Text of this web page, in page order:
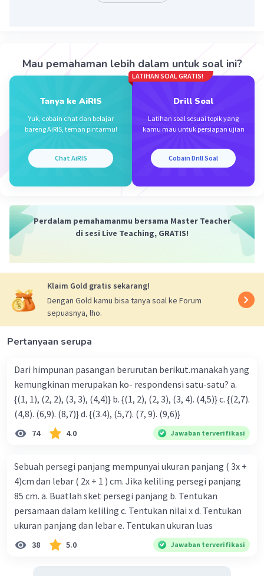
Beri Rating
Mau pemahaman lebih dalam untuk soal ini?
Tanya ke AiRIS
Yuk, cobain chat dan belajar
bareng AiRIS, teman pintarmu!
Chat AiRIS
LATIHAN SOAL GRATIS!
Drill Soal
Latihan soal sesuai topik yang
kamu mau untuk persiapan ujian
Cobain Drill Soal
Perdalam pemahamanmu bersama Master Teacher
di sesi Live Teaching, GRATIS!
Klaim Gold gratis sekarang!
Dengan Gold kamu bisa tanya soal ke Forum
sepuasnya, lho.
Pertanyaan serupa
Dari himpunan pasangan berurutan berikut.manakah yang
kemungkinan merupakan ko- respondensi satu-satu? a.
{(1, 1), (2, 2), (3, 3), (4,4)} b. {(1, 2), (2, 3), (3, 4). (4,5)} c. {(2,7).
(4,8). (6,9). (8,7)} d. {(3.4), (5,7). (7, 9). (9,6)}
74 4.0 Jawaban terverifikasi
Sebuah persegi panjang mempunyai ukuran panjang ( 3x +
4)cm dan lebar ( 2x + 1 ) cm. Jika keliling persegi panjang
85 cm. a. Buatlah sket persegi panjang b. Tentukan
persamaan dalam keliling c. Tentukan nilai x d. Tentukan
ukuran panjang dan lebar e. Tentukan ukuran luas
38 5.0 Jawaban terverifikasi